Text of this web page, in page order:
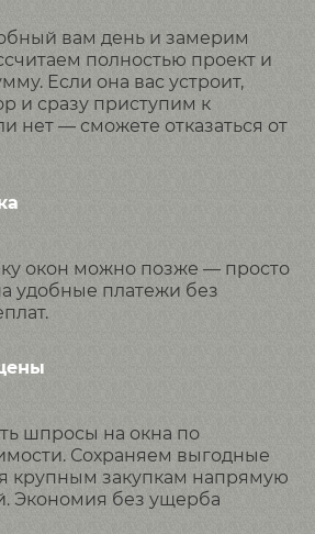
вам день и замерим
полностью проект и
Если она вас устроит,
и сразу приступим к
нет — сможете отказаться от
окон можно позже — просто
удобные платежи без
шпросы на окна по
Сохраняем выгодные
крупным закупкам напрямую
Экономия без ущерба